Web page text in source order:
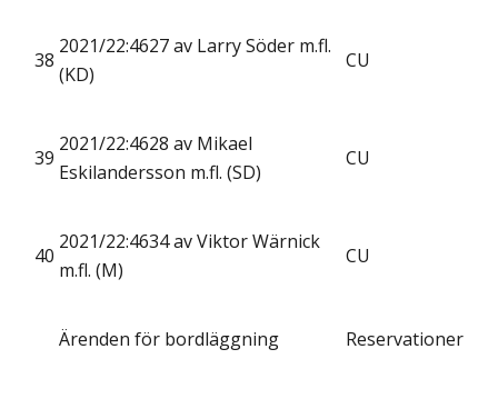
38
2021/22:4627 av Larry Söder m.fl.
(KD)
CU
39
2021/22:4628 av Mikael
Eskilandersson m.fl. (SD)
CU
40
2021/22:4634 av Viktor Wärnick
m.fl. (M)
CU
Ärenden för bordläggning Reservationer